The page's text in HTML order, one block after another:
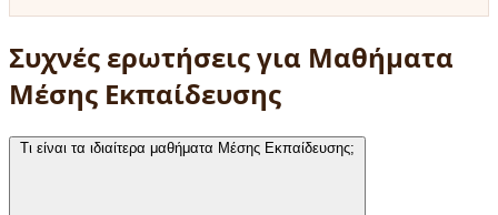
Συχνές ερωτήσεις για Μαθήματα
Μέσης Εκπαίδευσης
Τι είναι τα ιδιαίτερα μαθήματα Μέσης Εκπαίδευσης;